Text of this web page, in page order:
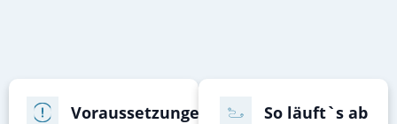
Voraussetzungen So läuft`s ab